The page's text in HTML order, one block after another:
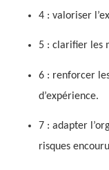
4 : valoriser
5 : clarifier les
6 : renforcer
d’expérience.
7 : adapter
risques